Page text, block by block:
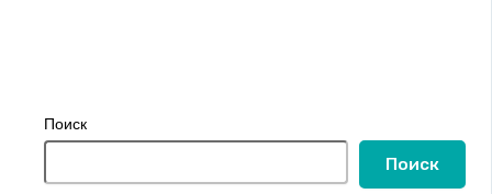
Поиск
Поиск